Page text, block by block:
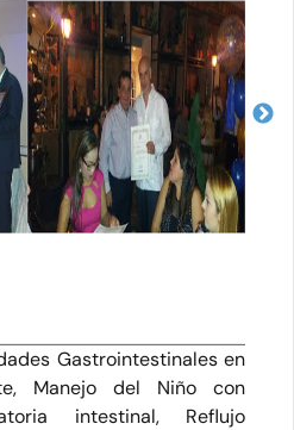
Gastrointestinales en
Manejo del Niño con
intestinal, Reflujo